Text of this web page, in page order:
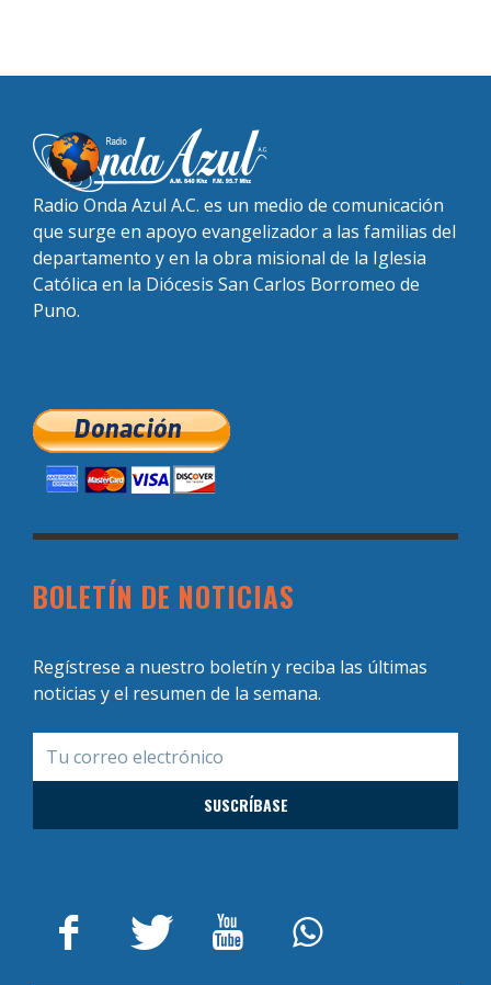
Radio Onda Azul A.C. es un medio de comunicación
que surge en apoyo evangelizador a las familias del
departamento y en la obra misional de la Iglesia
Católica en la Diócesis San Carlos Borromeo de
Puno.
BOLETÍN DE NOTICIAS
Regístrese a nuestro boletín y reciba las últimas
noticias y el resumen de la semana.